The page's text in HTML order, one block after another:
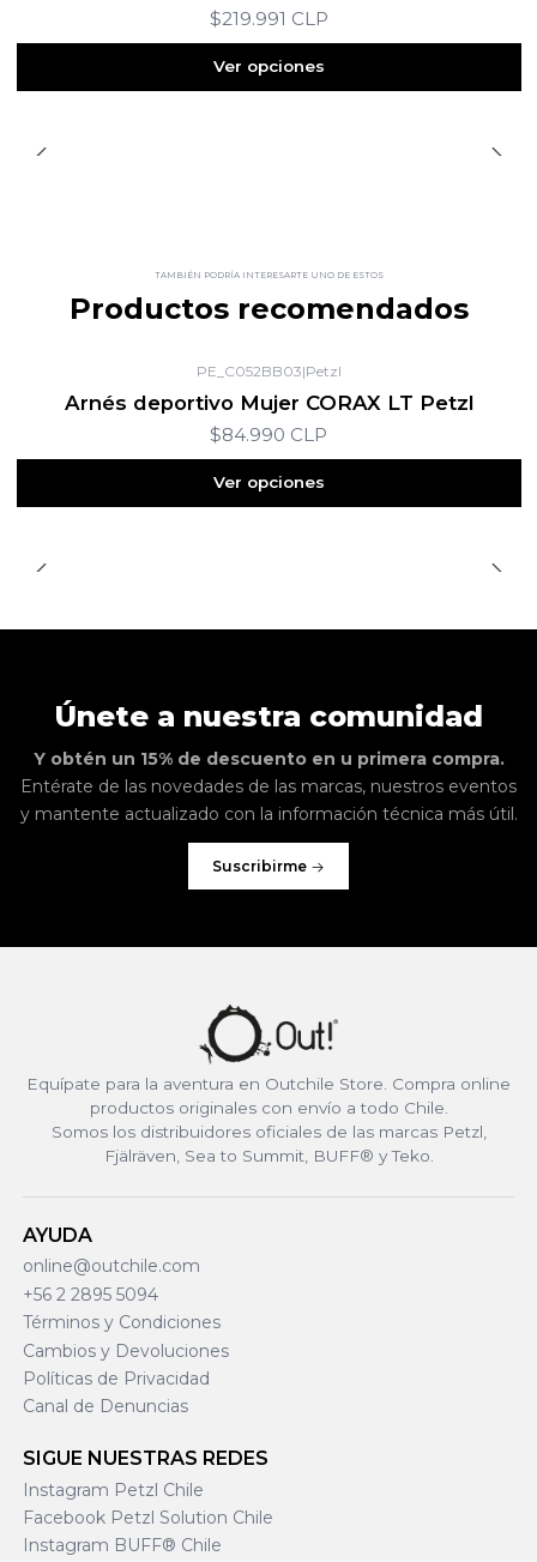
$219.991 CLP
Ver opciones
TAMBIÉN PODRÍA INTERESARTE UNO DE ESTOS
Productos recomendados
PE_C052BB03|Petzl
Arnés deportivo Mujer CORAX LT Petzl
$84.990 CLP
Ver opciones
Únete a nuestra comunidad
Y obtén un 15% de descuento en u primera compra.
Entérate de las novedades de las marcas, nuestros eventos
y mantente actualizado con la información técnica más útil.
Suscribirme
Equípate para la aventura en Outchile Store. Compra online
productos originales con envío a todo Chile.
Somos los distribuidores oficiales de las marcas Petzl,
Fjälräven, Sea to Summit, BUFF® y Teko.
AYUDA
online@outchile.com
+56 2 2895 5094
Términos y Condiciones
Cambios y Devoluciones
Políticas de Privacidad
Canal de Denuncias
SIGUE NUESTRAS REDES
Instagram Petzl Chile
Facebook Petzl Solution Chile
Instagram BUFF® Chile